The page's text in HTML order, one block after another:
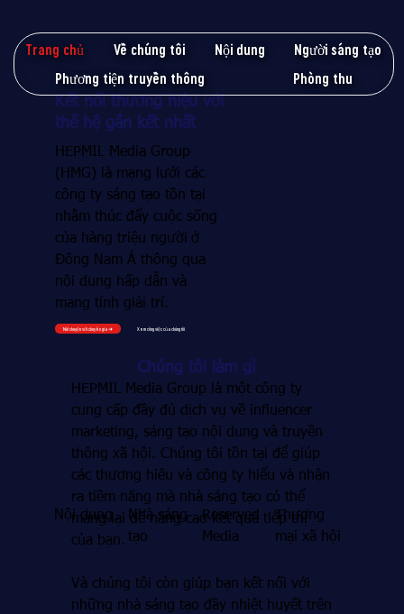
Trang chủ Về chúng tôi Nội dung
Người sáng tạo
Phương tiện truyền thông
Phòng thu
Kết nối thương hiệu với
thế hệ gắn kết nhất
HEPMIL Media Group
(HMG) là mạng lưới các
công ty sáng tạo tồn tại
nhằm thúc đẩy cuộc sống
của hàng triệu người ở
Đông Nam Á thông qua
nội dung hấp dẫn và
mang tính giải trí.
Nói chuyện với chuyên gia ➜ Xem công việc của chúng tôi
Chúng tôi làm gì
HEPMIL Media Group là một công ty
cung cấp đầy đủ dịch vụ về influencer
marketing, sáng tạo nội dung và truyền
thông xã hội. Chúng tôi tồn tại để giúp
các thương hiệu và công ty hiểu và nhận
ra tiềm năng mà nhà sáng tạo có thể
mang lại để nâng cao kết quả tiếp thị
của bạn.
Và chúng tôi còn giúp bạn kết nối với
những nhà sáng tạo đầy nhiệt huyết trên
Nội dung
Nhà sáng
tạo
Reserved
Media
Thương
mại xã hội